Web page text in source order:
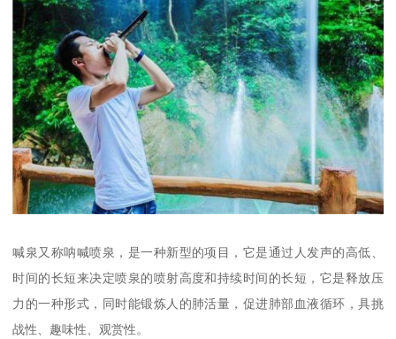
喊泉又称呐喊喷泉，是一种新型的项目，它是通过人发声的高低、
时间的长短来决定喷泉的喷射高度和持续时间的长短，它是释放压
力的一种形式，同时能锻炼人的肺活量，促进肺部血液循环，具挑
战性、趣味性、观赏性。